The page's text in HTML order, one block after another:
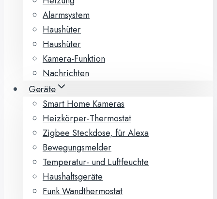
Alarmsystem
Haushüter
Haushüter
Kamera-Funktion
Nachrichten
Geräte
Smart Home Kameras
Heizkörper-Thermostat
Zigbee Steckdose, für Alexa
Bewegungsmelder
Temperatur- und Luftfeuchte
Haushaltsgeräte
Funk Wandthermostat